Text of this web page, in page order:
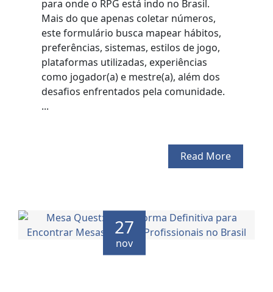
para onde o RPG está indo no Brasil.
Mais do que apenas coletar números,
este formulário busca mapear hábitos,
preferências, sistemas, estilos de jogo,
plataformas utilizadas, experiências
como jogador(a) e mestre(a), além dos
desafios enfrentados pela comunidade.
...
Read More
27
nov